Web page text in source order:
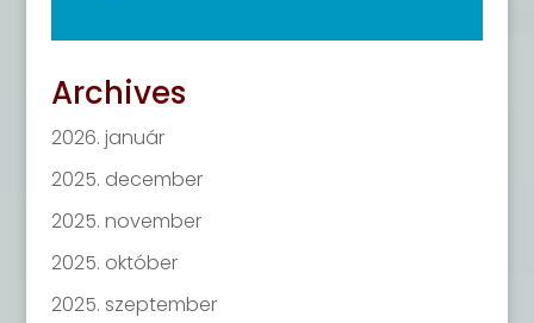
Archives
2026. január
2025. december
2025. november
2025. október
2025. szeptember